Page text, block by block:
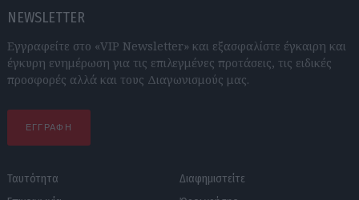
NEWSLETTER
Εγγραφείτε στο «VIP Newsletter» και εξασφαλίστε έγκαιρη και
έγκυρη ενημέρωση για τις επιλεγμένες προτάσεις, τις ειδικές
προσφορές αλλά και τους Διαγωνισμούς μας.
ΕΓΓΡΑΦΗ
Ταυτότητα
Διαφημιστείτε